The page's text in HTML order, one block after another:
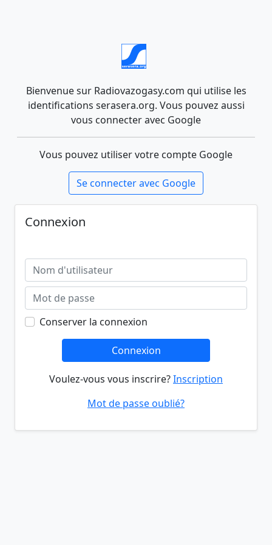
Bienvenue sur Radiovazogasy.com qui utilise les
identifications serasera.org. Vous pouvez aussi
vous connecter avec Google
Vous pouvez utiliser votre compte Google
Se connecter avec Google
Connexion
Conserver la connexion
Connexion
Voulez-vous vous inscrire?Inscription
Mot de passe oublié?